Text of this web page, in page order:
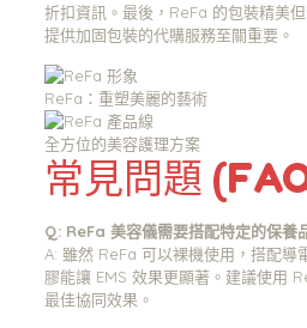
折扣資訊。最後，ReFa 的包裝精美
提供加固包裝的代購服務至關重要。
ReFa：重塑美麗的藝術
全方位的美容護理方案
常見問題
Q: ReFa 美容儀需要搭配特定的保養
A: 雖然 ReFa 可以裸機使用，搭配導
膠能讓 EMS 效果更顯著。建議使用
最佳協同效果。